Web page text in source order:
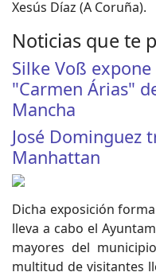
Xesús Díaz (A Coruña).
Noticias que te
Silke Voß
"Carmen Árias"
Mancha
José Dominguez
Manhattan
Dicha exposición
lleva a cabo el
mayores del
multitud de visitantes